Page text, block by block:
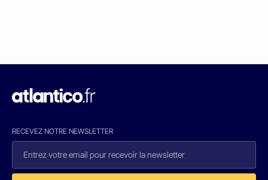
RECEVEZ NOTRE NEWSLETTER